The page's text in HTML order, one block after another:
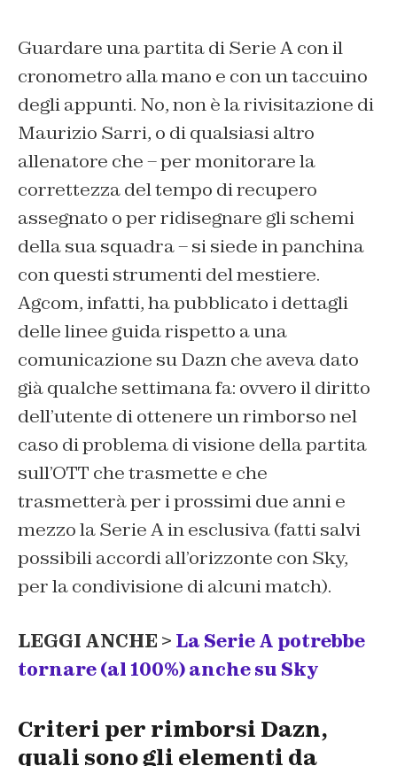
Guardare una partita di Serie A con il
cronometro alla mano e con un taccuino
degli appunti. No, non è la rivisitazione di
Maurizio Sarri, o di qualsiasi altro
allenatore che – per monitorare la
correttezza del tempo di recupero
assegnato o per ridisegnare gli schemi
della sua squadra – si siede in panchina
con questi strumenti del mestiere.
Agcom, infatti, ha pubblicato i dettagli
delle linee guida rispetto a una
comunicazione su Dazn che aveva dato
già qualche settimana fa: ovvero il diritto
dell’utente di ottenere un rimborso nel
caso di problema di visione della partita
sull’OTT che trasmette e che
trasmetterà per i prossimi due anni e
mezzo la Serie A in esclusiva (fatti salvi
possibili accordi all’orizzonte con Sky,
per la condivisione di alcuni match).
LEGGI ANCHE > La Serie A potrebbe
tornare (al 100%) anche su Sky
Criteri per rimborsi Dazn,
quali sono gli elementi da